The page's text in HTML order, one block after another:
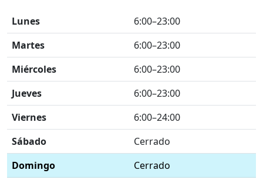
Lunes
6:00–23:00
Martes
6:00–23:00
Miércoles
6:00–23:00
Jueves
6:00–23:00
Viernes
6:00–24:00
Sábado
Cerrado
Domingo
Cerrado